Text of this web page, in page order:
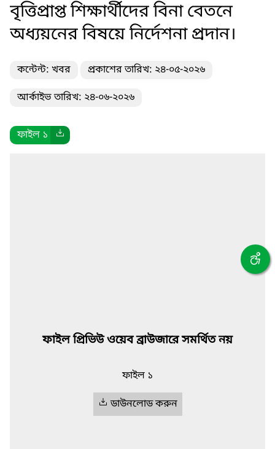
বৃত্তিপ্রাপ্ত শিক্ষার্থীদের বিনা বেতনে
অধ্যয়নের বিষয়ে নির্দেশনা প্রদান।
কন্টেন্ট: খবর প্রকাশের তারিখ: ২৪-০৫-২০২৬
আর্কাইভ তারিখ: ২৪-০৬-২০২৬
ফাইল ১
ফাইল প্রিভিউ ওয়েব ব্রাউজারে সমর্থিত নয়
ফাইল ১
ডাউনলোড করুন